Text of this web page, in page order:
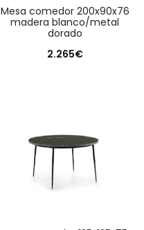
mesa comedor 200x90x76
madera blanco/metal
dorado
2.265€